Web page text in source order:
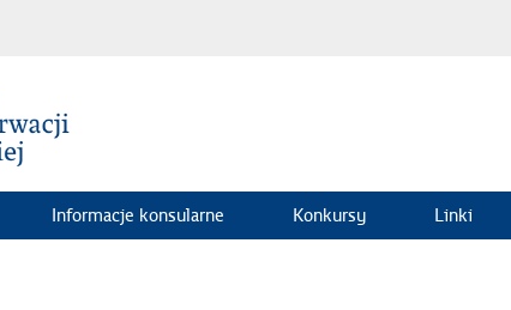
Informacje konsularne Konkursy Linki